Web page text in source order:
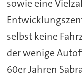
sowie eine
selbst keine
der wenige
60er Jahren